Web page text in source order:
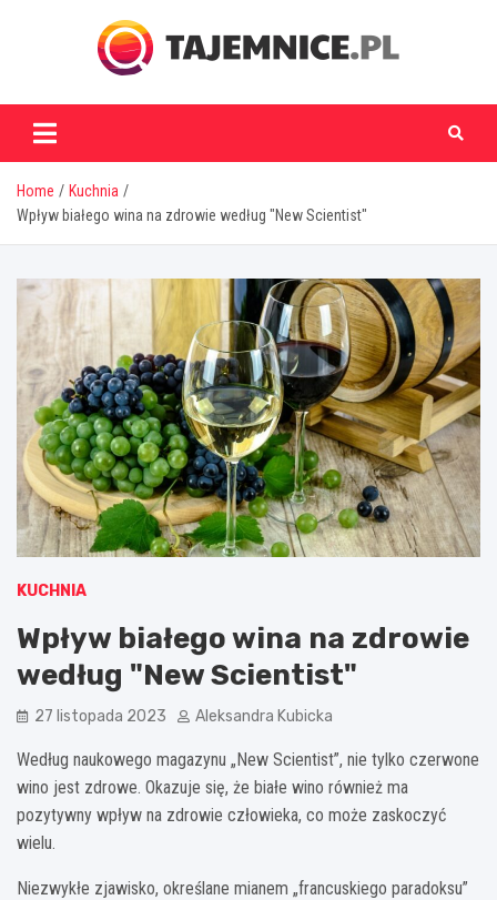
tajemnice.pl
Home
Kuchnia
Wpływ białego wina na zdrowie według "New Scientist"
KUCHNIA
Wpływ białego wina na zdrowie
według "New Scientist"
27 listopada 2023 Aleksandra Kubicka
Według naukowego magazynu „New Scientist”, nie tylko czerwone
wino jest zdrowe. Okazuje się, że białe wino również ma
pozytywny wpływ na zdrowie człowieka, co może zaskoczyć
wielu.
Niezwykłe zjawisko, określane mianem „francuskiego paradoksu”